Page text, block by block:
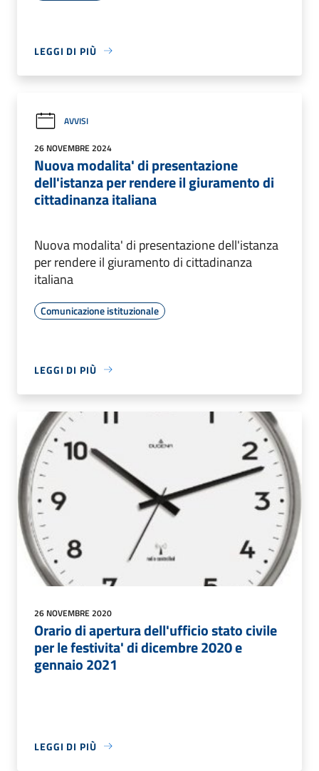
LEGGI DI PIÙ
AVVISI
26 NOVEMBRE 2024
Nuova modalita' di presentazione
dell'istanza per rendere il giuramento di
cittadinanza italiana
Nuova modalita' di presentazione dell'istanza
per rendere il giuramento di cittadinanza
italiana
Comunicazione istituzionale
LEGGI DI PIÙ
26 NOVEMBRE 2020
Orario di apertura dell'ufficio stato civile
per le festivita' di dicembre 2020 e
gennaio 2021
LEGGI DI PIÙ